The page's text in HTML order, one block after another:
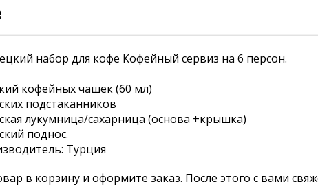
набор для кофе Кофейный сервиз на 6 персон.
кофейных чашек (60 мл)
подстаканников
лукумница/сахарница (основа +крышка)
поднос.
Турция
в корзину и оформите заказ. После этого с вами